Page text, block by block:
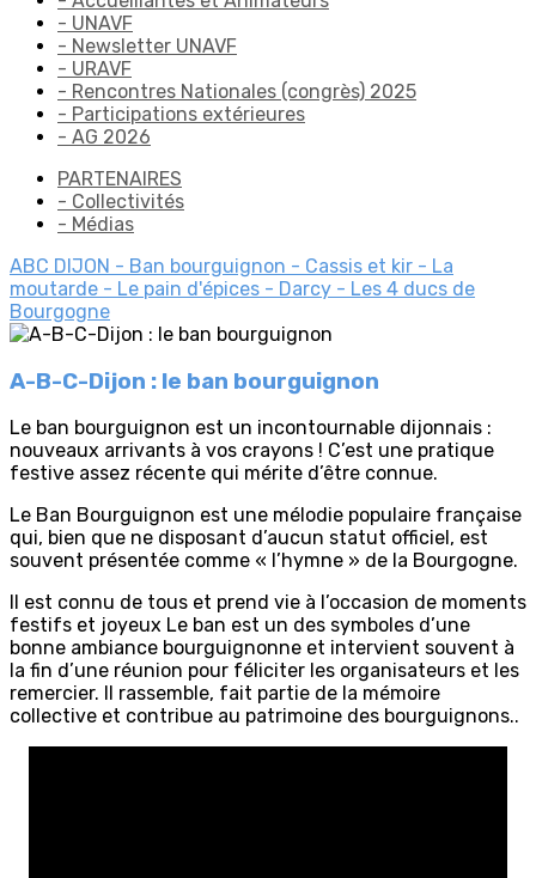
- UNAVF
- Newsletter UNAVF
- URAVF
- Rencontres Nationales (congrès) 2025
- Participations extérieures
- AG 2026
PARTENAIRES
- Collectivités
- Médias
ABC DIJON - Ban bourguignon - Cassis et kir - La
moutarde - Le pain d'épices - Darcy - Les 4 ducs de
Bourgogne
A-B-C-Dijon : le ban bourguignon
Le ban bourguignon est un incontournable dijonnais :
nouveaux arrivants à vos crayons ! C’est une pratique
festive assez récente qui mérite d’être connue.
Le Ban Bourguignon est une mélodie populaire française
qui, bien que ne disposant d’aucun statut officiel, est
souvent présentée comme « l’hymne » de la Bourgogne.
Il est connu de tous et prend vie à l’occasion de moments
festifs et joyeux Le ban est un des symboles d’une
bonne ambiance bourguignonne et intervient souvent à
la fin d’une réunion pour féliciter les organisateurs et les
remercier. Il rassemble, fait partie de la mémoire
collective et contribue au patrimoine des bourguignons..